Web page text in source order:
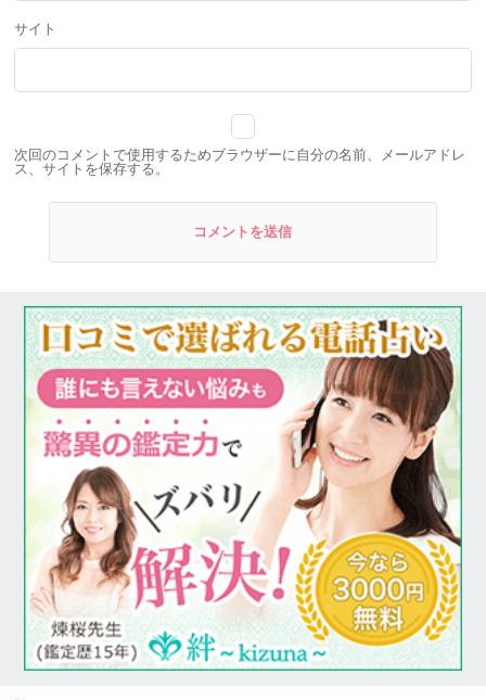
サイト
次回のコメントで使用するためブラウザーに自分の名前、メールアドレ
ス、サイトを保存する。